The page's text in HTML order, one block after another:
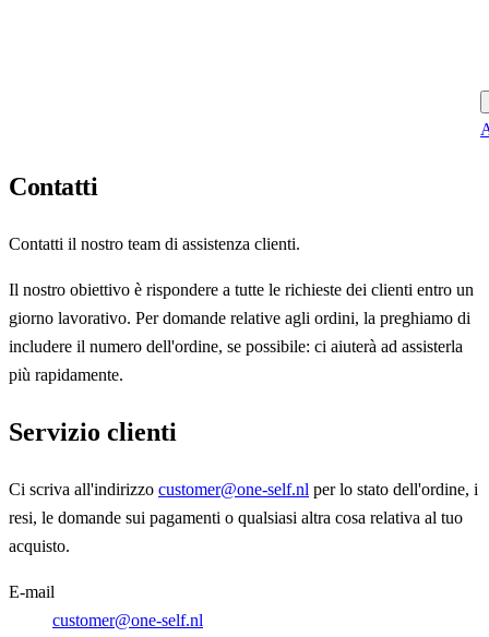
Contatti
Contatti il nostro team di assistenza clienti.
Il nostro obiettivo è rispondere a tutte le richieste dei clienti entro un
giorno lavorativo. Per domande relative agli ordini, la preghiamo di
includere il numero dell'ordine, se possibile: ci aiuterà ad assisterla
più rapidamente.
Servizio clienti
Ci scriva all'indirizzo customer@one-self.nl per lo stato dell'ordine, i
resi, le domande sui pagamenti o qualsiasi altra cosa relativa al tuo
acquisto.
E-mail
customer@one-self.nl